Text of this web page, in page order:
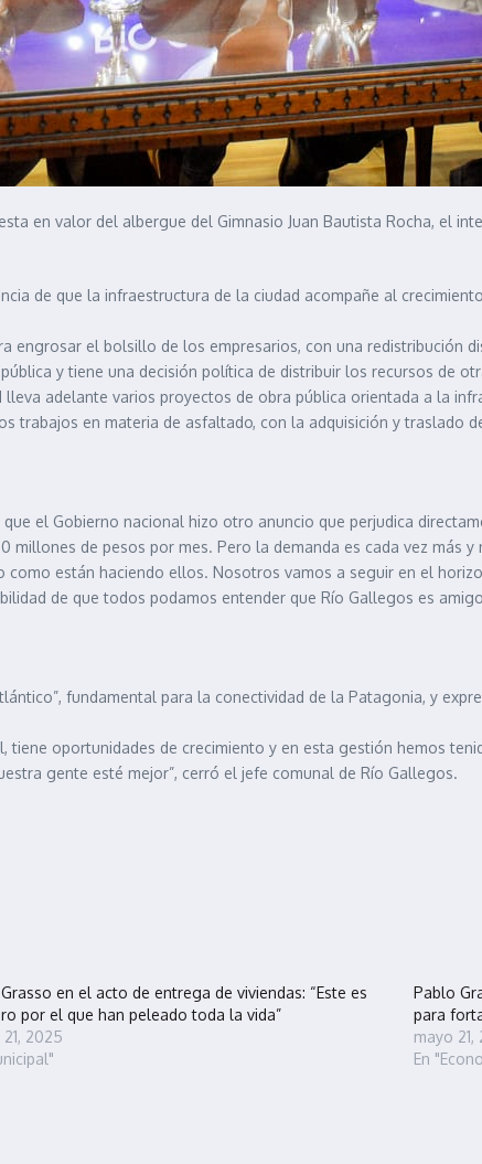
en valor del albergue del Gimnasio Juan Bautista Rocha, el
de que la infraestructura de la ciudad acompañe al
engrosar el bolsillo de los empresarios, con una redistribución
y tiene una decisión política de distribuir los recursos de
adelante varios proyectos de obra pública orientada a la
trabajos en materia de asfaltado, con la adquisición y traslado
el Gobierno nacional hizo otro anuncio que perjudica
millones de pesos por mes. Pero la demanda es cada vez más y
están haciendo ellos. Nosotros vamos a seguir en el
de que todos podamos entender que Río Gallegos es
fundamental para la conectividad de la Patagonia, y
oportunidades de crecimiento y en esta gestión hemos
gente esté mejor”, cerró el jefe comunal de Río Gallegos.
en el acto de entrega de viviendas: “Este es
por el que han peleado toda la vida”
2025
Pablo
para
mayo 21,
En